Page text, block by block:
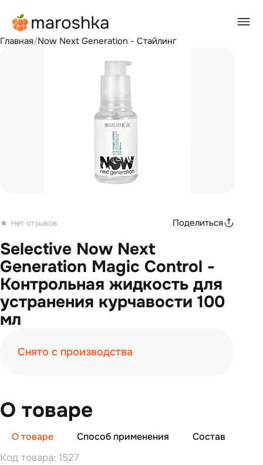
Главная/Now Next Generation - Стайлинг
Нет отзывов Поделиться
Selective Now Next
Generation Magic Control -
Контрольная жидкость для
устранения курчавости 100
мл
Снято с производства
О товаре
О товаре Способ применения Состав
Код товара: 1527